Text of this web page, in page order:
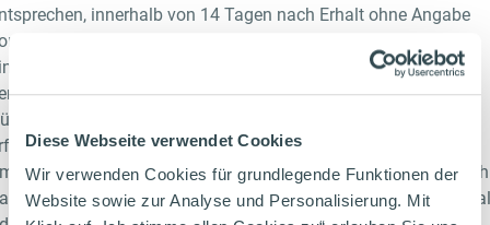
Diese Webseite verwendet Cookies
Wir verwenden Cookies für grundlegende Funktionen der
Website sowie zur Analyse und Personalisierung. Mit
innerhalb von 14 Tagen nach Erhalt ohne Angabe
Gründen an uns zurücksenden. Die Ware muss natürlich
unbenutzt bzw. ungetragen und mit allen Etiketten
sein. Das Geld wird Ihnen nach Eingang der
innerhalb von 30 Tagen zurückerstattet. Nach
Prüfung Ihrer Rücksendung erstatten wir Ihnen
Ihr Geld zurück. Die Art der Rückerstattung richtet sich
der zuvor gewählten Zahlungsmethode - Kreditkarte, PayPal